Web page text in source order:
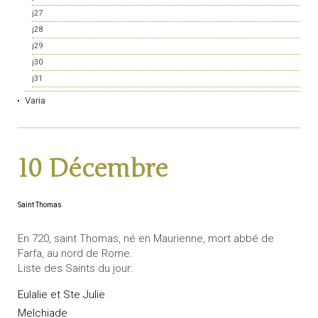
j27
j28
j29
j30
j31
Varia
10 Décembre
Saint Thomas
En 720, saint Thomas, né en Maurienne, mort abbé de
Farfa, au nord de Rome.
Liste des Saints du jour:
Eulalie et Ste Julie
Melchiade